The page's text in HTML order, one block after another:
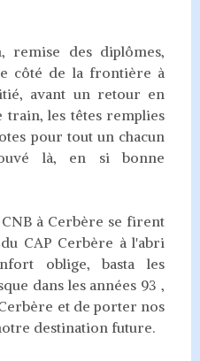
remise des diplômes,
côté de la frontière à
avant un retour en
les têtes remplies
pour tout un chacun
là, en si bonne
à Cerbère se firent
CAP Cerbère à l'abri
oblige, basta les
dans les années 93 ,
et de porter nos
destination future.